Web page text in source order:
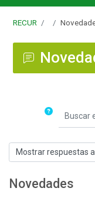
RECUR
Requisitos de
Buscar
Mostrar modo
Novedades